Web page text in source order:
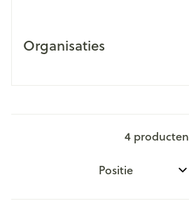
Organisaties
4 producten
Sorteer op: